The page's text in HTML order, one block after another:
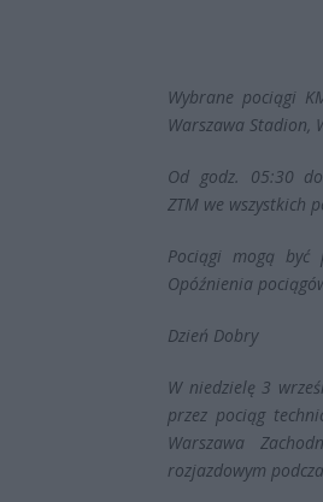
Wybrane pociągi
Warszawa Stadion,
Od godz. 05:30
ZTM we wszystkich
Pociągi mogą być
Opóźnienia
Dzień Dobry
W niedzielę 3
przez pociąg
Warszawa
rozjazdowym